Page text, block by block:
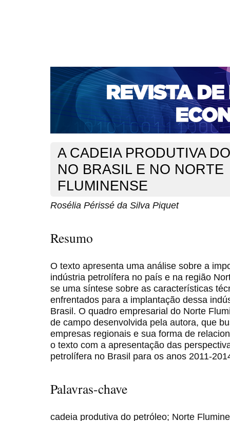
CAPA SOBRE ACESSO CADASTRO
NOTÍCIAS
PORTAL DE REVISTAS DA UNIFACS
BASES DE DADOS E INDEXADORES
Capa v. 12, n. 22 (2010) Piquet
A CADEIA PRODUTIVA
NO BRASIL E NO NORTE
FLUMINENSE
Rosélia Périssé da Silva Piquet
Resumo
O texto apresenta uma análise sobre a
indústria petrolífera no país e na região
se uma síntese sobre as características
enfrentados para a implantação dessa
Brasil. O quadro empresarial do Norte
de campo desenvolvida pela autora, que
empresas regionais e sua forma de
o texto com a apresentação das
petrolífera no Brasil para os anos 2011-
Palavras-chave
cadeia produtiva do petróleo; Norte